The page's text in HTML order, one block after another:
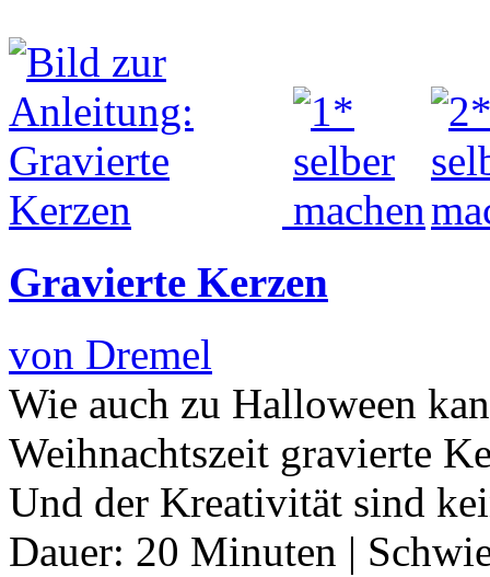
Gravierte Kerzen
von Dremel
Wie auch zu Halloween
Weihnachtszeit gravierte
Und der Kreativität sind
Dauer: 20 Minuten |